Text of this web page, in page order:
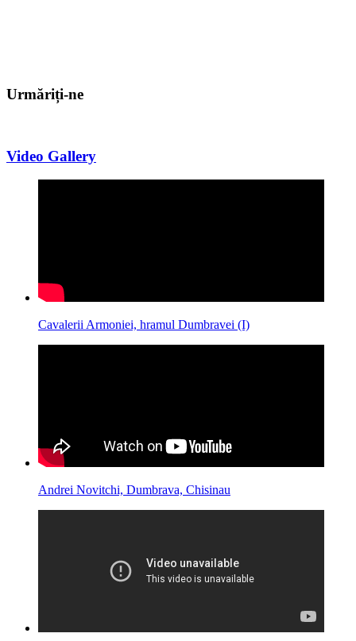
Urmăriți-ne
Video Gallery
Cavalerii Armoniei, hramul Dumbravei (I)
Andrei Novitchi, Dumbrava, Chisinau